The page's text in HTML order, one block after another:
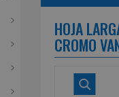
HOJA
CROMO